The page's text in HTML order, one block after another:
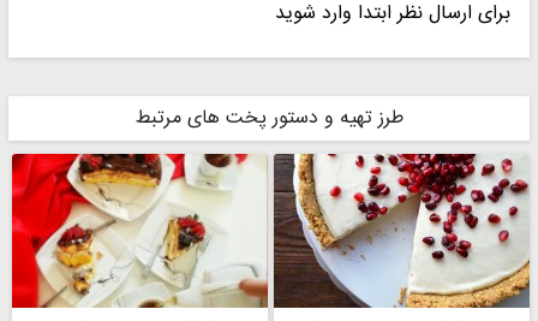
برای ارسال نظر ابتدا وارد شوید
طرز تهیه و دستور پخت های مرتبط